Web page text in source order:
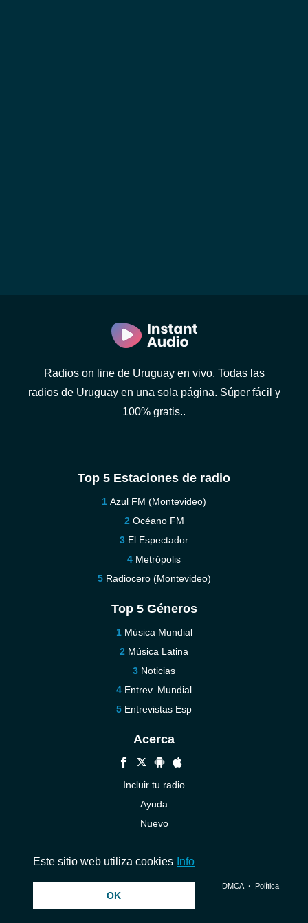
Radios on line de Uruguay en vivo. Todas las
radios de Uruguay en una sola página. Súper fácil y
100% gratis..
Top 5 Estaciones de radio
Azul FM (Montevideo)
Océano FM
El Espectador
Metrópolis
Radiocero (Montevideo)
Top 5 Géneros
Música Mundial
Música Latina
Noticias
Entrev. Mundial
Entrevistas Esp
Acerca
Incluir tu radio
Ayuda
Nuevo
© 2026 InstantAudio. Reservados todos los derechos. ・ DMCA・ Política
Este sitio web utiliza cookies Info
OK